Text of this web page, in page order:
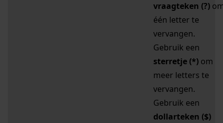
vraagteken (?)
één letter te
vervangen.
Gebruik een
sterretje (*) om
meer letters te
vervangen.
Gebruik een
dollarteken ($)